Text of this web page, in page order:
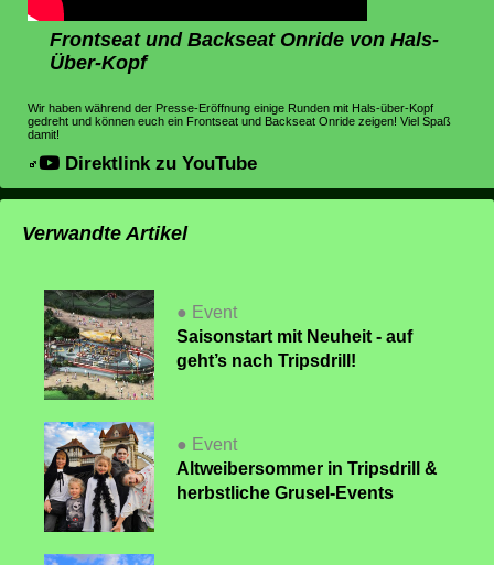
Frontseat und Backseat Onride von Hals-
Über-Kopf
Wir haben während der Presse-Eröffnung einige Runden mit Hals-über-Kopf
gedreht und können euch ein Frontseat und Backseat Onride zeigen! Viel Spaß
damit!
Direktlink zu YouTube
Verwandte Artikel
● Event
Saisonstart mit Neuheit - auf
geht’s nach Tripsdrill!
● Event
Altweibersommer in Tripsdrill &
herbstliche Grusel-Events